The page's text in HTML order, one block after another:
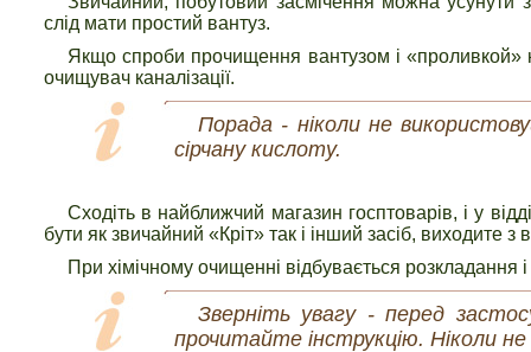
слід мати простий вантуз.
Якщо спроби прочищення вантузом і «проливкой»
очищувач каналізації.
Порада - ніколи не
сірчану кислоту.
Сходіть в найближчий магазин госптоварів, і у
бути як звичайний «Кріт» так і інший засіб, виходите
При хімічному очищенні відбувається розкладання
Зверніть увагу - перед
прочитайте інструкцію. Ніколи